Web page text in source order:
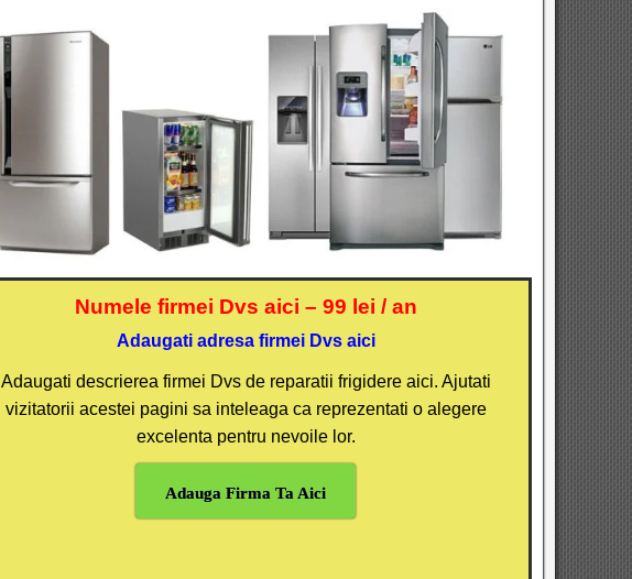
Numele firmei Dvs aici – 99 lei / an
Adaugati adresa firmei Dvs aici
Adaugati descrierea firmei Dvs de reparatii frigidere aici. Ajutati
vizitatorii acestei pagini sa inteleaga ca reprezentati o alegere
excelenta pentru nevoile lor.
Adauga Firma Ta Aici